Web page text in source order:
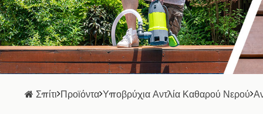
Σπίτι Προϊόντα Υποβρύχια Αντλία Καθαρού Νερού